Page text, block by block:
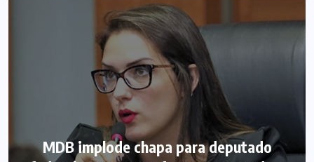
MDB implode chapa para deputado